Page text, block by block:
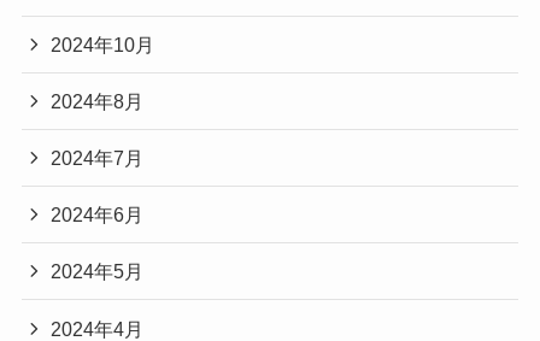
2024年10月
2024年8月
2024年7月
2024年6月
2024年5月
2024年4月